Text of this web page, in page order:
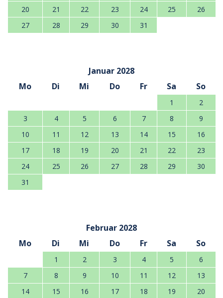
20
21 22 23 24 25
26
27
28 29 30 31
Januar 2028
Mo
Di Mi Do Fr Sa So
1
2
3
4 5 6 7 8
9
10
11 12 13 14 15
16
17
18 19 20 21 22
23
24
25 26 27 28 29
30
31
Februar 2028
Mo
Di Mi Do Fr Sa So
1 2 3 4 5
6
7
8 9 10 11 12
13
14
15 16 17 18 19
20